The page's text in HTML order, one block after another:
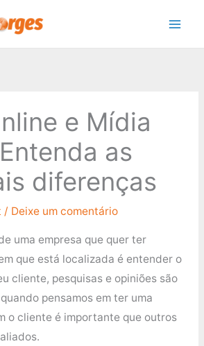
e Mídia
as
diferenças
/ Deixe um comentário
uma empresa que quer ter
que está localizada é entender o
cliente, pesquisas e opiniões são
pensamos em ter uma
o cliente é importante que outros